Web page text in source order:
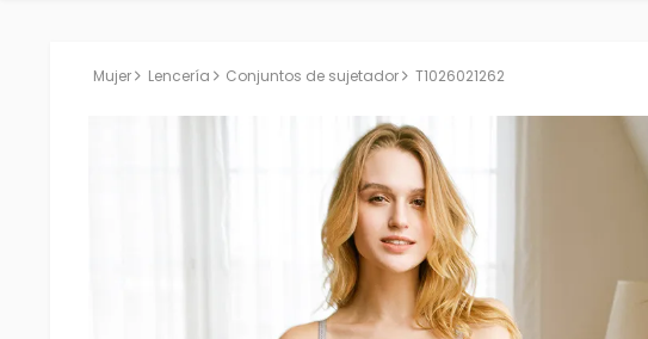
Mujer Lencería Conjuntos de sujetador T1026021262